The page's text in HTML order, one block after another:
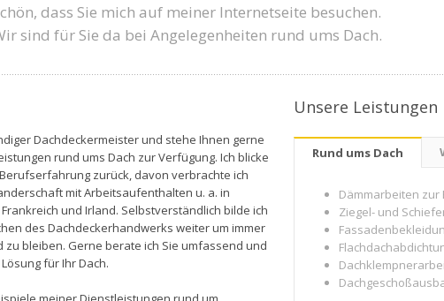
dass Sie mich auf meiner Internetseite besuchen.
sind für Sie da bei Angelegenheiten rund ums Dach.
Dachdeckermeister und stehe Ihnen gerne
rund ums Dach zur Verfügung. Ich blicke
zurück, davon verbrachte ich
mit Arbeitsaufenthalten u. a. in
und Irland. Selbstverständlich bilde ich
des Dachdeckerhandwerks weiter um immer
zu bleiben. Gerne berate ich Sie umfassend und
für Ihr Dach.
Unsere Leistungen
Rund ums Dach
Dämmarbeiten zur
Ziegel- und